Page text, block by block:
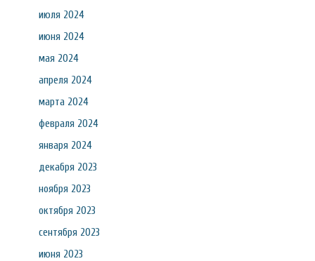
июля 2024
июня 2024
мая 2024
апреля 2024
марта 2024
февраля 2024
января 2024
декабря 2023
ноября 2023
октября 2023
сентября 2023
июня 2023